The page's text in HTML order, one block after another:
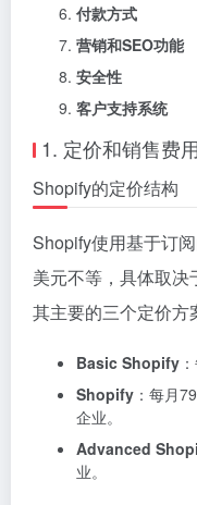
付款方式
营销和SEO功能
安全性
客户支持系统
1. 定价和销售费用
Shopify的定价结构
Shopify使用基于订
美元不等，具体取
其主要的三个定价方
Basic Shopify
Shopify ：每月
企业。
Advanced
业。